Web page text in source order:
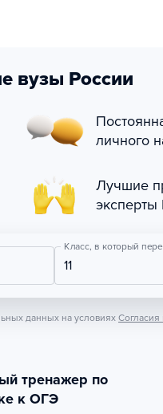
вузы России
личного
Лучшие
эксперты
Класс, в который
11
данных на условиях
тренажер по
к ОГЭ